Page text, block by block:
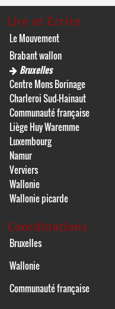
Lire et Écrire
Le Mouvement
Brabant wallon
Bruxelles
Centre Mons Borinage
Charleroi Sud-Hainaut
Communauté française
Liège Huy Waremme
Luxembourg
Namur
Verviers
Wallonie
Wallonie picarde
Coordinations
Bruxelles
Wallonie
Communauté française